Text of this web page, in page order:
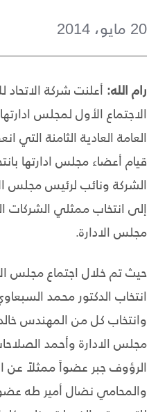
20 مايو، 2014
رام الله: أعلنت شركة الاتحاد
الاجتماع الأول لمجلس
العامة العادية الثامنة
قيام أعضاء مجلس ادارتها
الشركة ونائب لرئيس مجلس
إلى انتخاب ممثلي
مجلس الادارة.
حيث تم خلال اجتماع مجلس
انتخاب الدكتور محمد
وانتخاب كل من المهندس
مجلس الادارة وأحمد
الرؤوف جبر عضواً ممثلاً عن
والمحامي نضال أمير طه